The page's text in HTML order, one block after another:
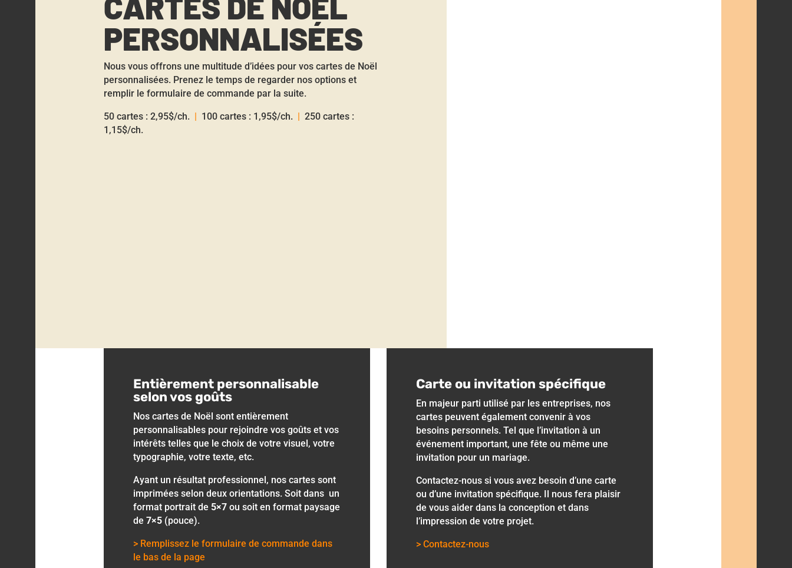
PERSONNALISÉES
Nous vous offrons une multitude d’idées pour vos cartes de Noël
personnalisées. Prenez le temps de regarder nos options et
remplir le formulaire de commande par la suite.
50 cartes : 2,95$/ch. 100 cartes : 1,95$/ch.
250 cartes :
1,15$/ch.
Entièrement personnalisable
selon vos goûts
Nos cartes de Noël sont entièrement
personnalisables pour rejoindre vos goûts et vos
intérêts telles que le choix de votre visuel, votre
typographie, votre texte, etc.
Ayant un résultat professionnel, nos cartes sont
imprimées selon deux orientations. Soit dans un
format portrait de 5×7 ou soit en format paysage
de7×5 (pouce).
> Remplissez le formulaire de commande dans
le bas de la page
Carte ou invitation spécifique
En majeur parti utilisé par les entreprises, nos
cartes peuvent également convenir à vos
besoins personnels. Tel que l’invitation à un
événement important, une fête ou même une
invitation pour un mariage.
Contactez-nous si vous avez besoin d’une carte
ou d’une invitation spécifique. Il nous fera plaisir
de vous aider dans la conception et dans
l’impression de votre projet.
> Contactez-nous